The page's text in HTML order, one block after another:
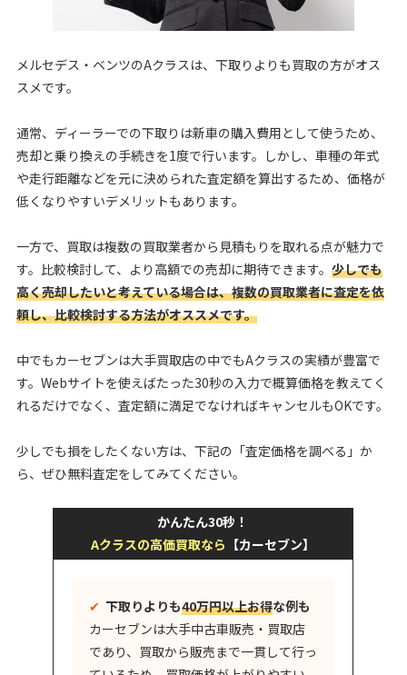
メルセデス・ベンツのAクラスは、下取りよりも買取の方がオス
スメです。
通常、ディーラーでの下取りは新車の購入費用として使うため、
売却と乗り換えの手続きを1度で行います。しかし、車種の年式
や走行距離などを元に決められた査定額を算出するため、価格が
低くなりやすいデメリットもあります。
一方で、買取は複数の買取業者から見積もりを取れる点が魅力で
す。比較検討して、より高額での売却に期待できます。 少しでも
高く売却したいと考えている場合は、複数の買取業者に査定を依
頼し、比較検討する方法がオススメです。
中でもカーセブンは大手買取店の中でもAクラスの実績が豊富で
す。Webサイトを使えばたった30秒の入力で概算価格を教えてく
れるだけでなく、査定額に満足でなければキャンセルもOKです。
少しでも損をしたくない方は、下記の「査定価格を調べる」か
ら、ぜひ無料査定をしてみてください。
かんたん30秒！
Aクラスの高価買取なら 【カーセブン】
✔︎ 下取りよりも40万円以上お得な例も
カーセブンは大手中古車販売・買取店
であり、買取から販売まで一貫して行っ